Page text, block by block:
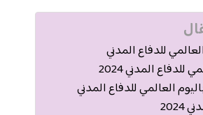
للدفاع المدني
للدفاع المدني 2024
العالمي للدفاع المدني